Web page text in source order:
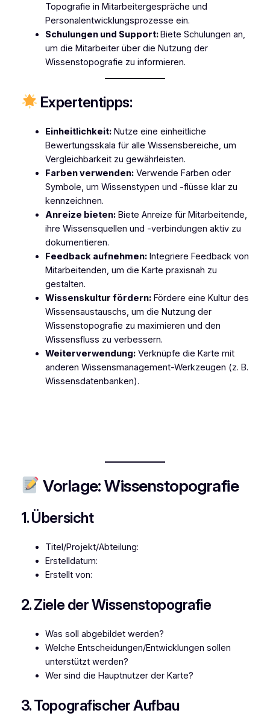
Topografie in Mitarbeitergespräche und
Personalentwicklungsprozesse ein.
Schulungen und Support:Biete Schulungen an,
um die Mitarbeiter über die Nutzung der
Wissenstopografie zu informieren.
Expertentipps:
Einheitlichkeit:Nutze eine einheitliche
Bewertungsskala für alle Wissensbereiche, um
Vergleichbarkeit zu gewährleisten.
Farben verwenden:Verwende Farben oder
Symbole, um Wissenstypen und -flüsse klar zu
kennzeichnen.
Anreize bieten:Biete Anreize für Mitarbeitende,
ihre Wissensquellen und -verbindungen aktiv zu
dokumentieren.
Feedback aufnehmen:Integriere Feedback von
Mitarbeitenden, um die Karte praxisnah zu
gestalten.
Wissenskultur fördern:Fördere eine Kultur des
Wissensaustauschs, um die Nutzung der
Wissenstopografie zu maximieren und den
Wissensfluss zu verbessern.
Weiterverwendung:Verknüpfe die Karte mit
anderen Wissensmanagement-Werkzeugen (z. B.
Wissensdatenbanken).
Vorlage: Wissenstopografie
1. Übersicht
Titel/Projekt/Abteilung:
Erstelldatum:
Erstellt von:
2. Ziele der Wissenstopografie
Was soll abgebildet werden?
Welche Entscheidungen/Entwicklungen sollen
unterstützt werden?
Wer sind die Hauptnutzer der Karte?
3. Topografischer Aufbau